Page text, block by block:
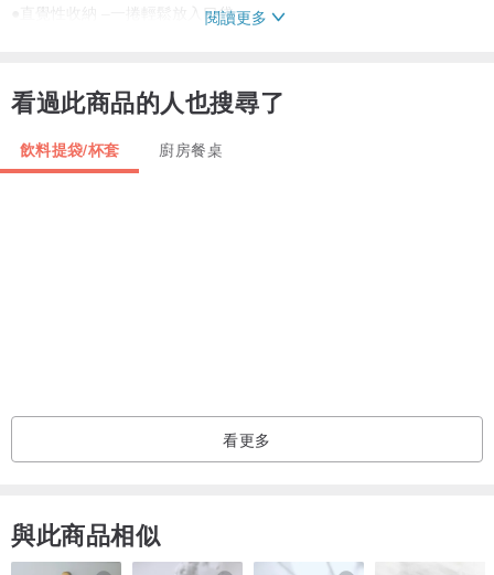
●直覺性收納 –一捲輕鬆放入口袋
●皮革高質感 –哥提的是質感，姊提的是時髦
可碰水與媲美真皮的強韌性等特點。
興看到越來越多的人對於環保意識的重視，開始自備環保杯、環保瓶
等容器。使用者的行為變化帶動了太陽系的進化，有一部分的環保容
計，讓每一個使用者能夠更順暢得在生活中享受喝飲料的樂趣！
閱讀更多
看過此商品的人也搜尋了
飲料提袋/杯套 廚房餐桌
看更多
與此商品相似